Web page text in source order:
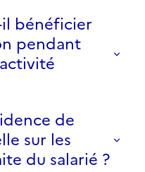
il bénéficier
pendant
de
sur les
du salarié ?